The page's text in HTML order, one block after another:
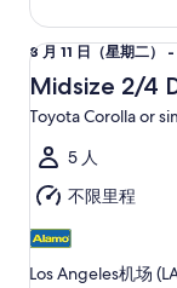
12
日
（星
期
8
月
11
（星
期
二）
至
8
8 月 11 日（星期二） -
Midsize 2/4
Toyota Corolla or
5 人
不限里程
Los Angeles机场
Midsize 2/4